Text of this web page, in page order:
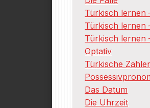
Türkisch lernen
Türkisch lernen
Türkisch lernen
Optativ
Türkische
Das Datum
Die Uhrzeit